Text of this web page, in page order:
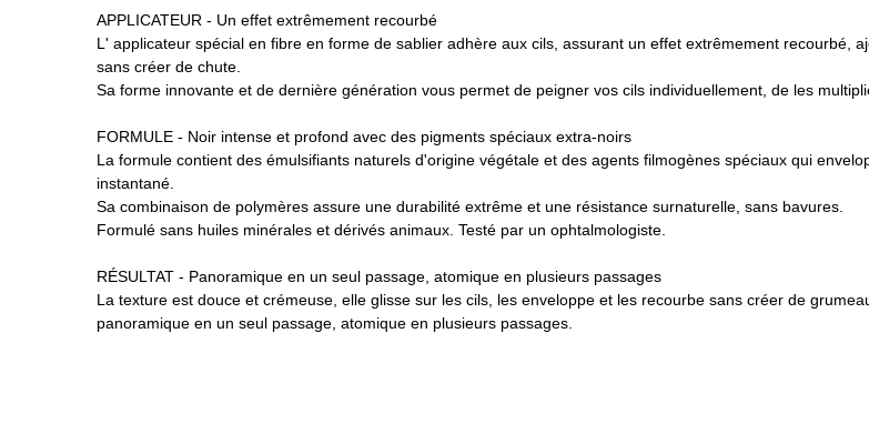
APPLICATEUR - Un effet extrêmement recourbé
L' applicateur spécial en fibre en forme de sablier adhère aux cils, assurant un effet extrêmement recourbé,
sans créer de chute.
Sa forme innovante et de dernière génération vous permet de peigner vos cils individuellement, de les
FORMULE - Noir intense et profond avec des pigments spéciaux extra-noirs
La formule contient des émulsifiants naturels d'origine végétale et des agents filmogènes spéciaux qui
instantané.
Sa combinaison de polymères assure une durabilité extrême et une résistance surnaturelle, sans bavures.
Formulé sans huiles minérales et dérivés animaux. Testé par un ophtalmologiste.
RÉSULTAT - Panoramique en un seul passage, atomique en plusieurs passages
La texture est douce et crémeuse, elle glisse sur les cils, les enveloppe et les recourbe sans créer de
panoramique en un seul passage, atomique en plusieurs passages.